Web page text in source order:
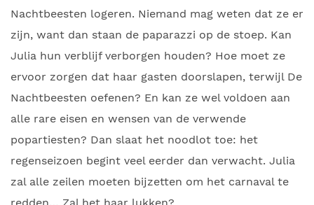
Nachtbeesten logeren. Niemand mag weten dat ze er
zijn, want dan staan de paparazzi op de stoep. Kan
Julia hun verblijf verborgen houden? Hoe moet ze
ervoor zorgen dat haar gasten doorslapen, terwijl De
Nachtbeesten oefenen? En kan ze wel voldoen aan
alle rare eisen en wensen van de verwende
popartiesten? Dan slaat het noodlot toe: het
regenseizoen begint veel eerder dan verwacht. Julia
zal alle zeilen moeten bijzetten om het carnaval te